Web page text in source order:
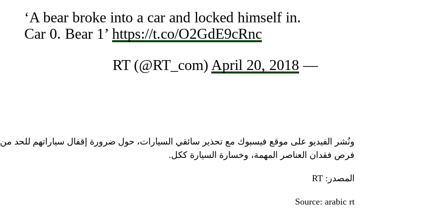
‘A bear broke into a car and locked himself in.
Car 0. Bear 1’ https://t.co/O2GdE9cRnc
— RT (@RT_com)
April 20, 2018
ونُشر الفيديو على موقع فيسبوك مع تحذير سائقي السيارات، حول ضرورة إقفال سياراتهم للحد من
فرص فقدان العناصر المهمة، وخسارة السيارة ككل.
المصدر: RT
Source: arabic rt